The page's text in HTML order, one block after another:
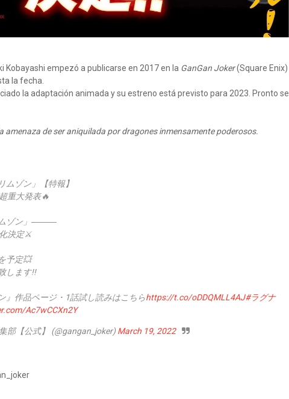
Kobayashi empezó a publicarse en 2017 en la GanGan Joker(Square Enix)
la fecha.
la adaptación animada y su estreno está previsto para 2023. Pronto se
amenaza de ser aniquilada por dragones inmensamente poderosos.
ムゾン」【特報】
重大発表🔥
ゾン」―――
決定⚔️
予定💥
します!!
』作品ページ・1話試し読みはこちらhttps://t.co/oDDQMLL4AJ#ラグナ
Ac7wCCXn2Y
部【公式】 (@gangan_joker)March 19, 2022